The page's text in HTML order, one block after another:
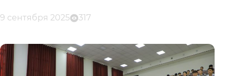
9 сентября 2025 317